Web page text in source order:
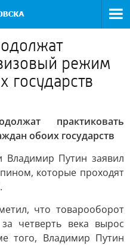
режим
государств
практиковать
обоих государств
Владимир Путин заявил
которые проходят
что товарооборот
четверть века вырос
того, Владимир Путин